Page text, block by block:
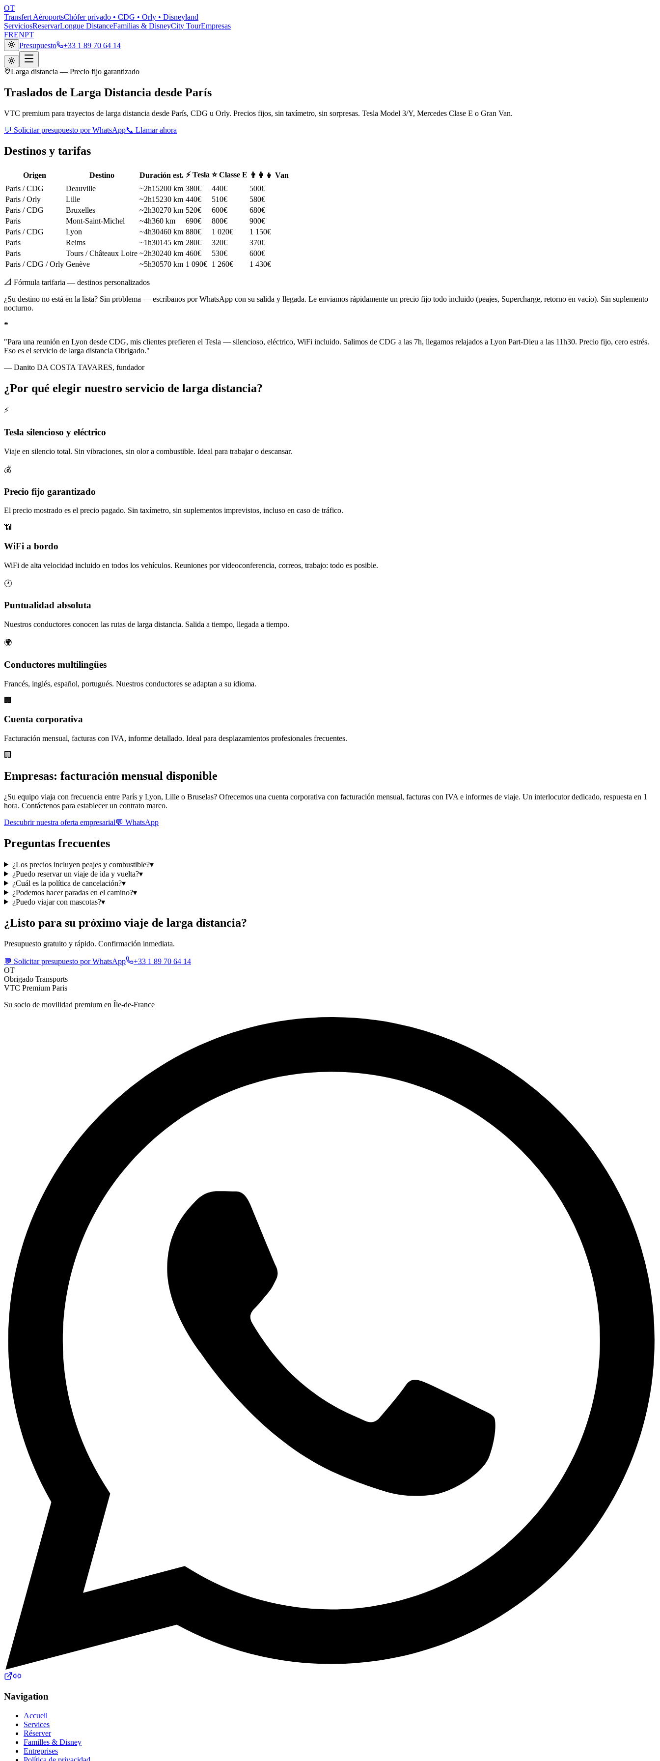
OT
Transfert AéroportsChófer privado • CDG • Orly • Disneyland
ServiciosReservarLongue DistanceFamilias & DisneyCity TourEmpresas
FRENPT
Presupuesto
+33 1 89 70 64 14
Larga distancia — Precio fijo garantizado
Traslados de Larga Distancia desde París
VTC premium para trayectos de larga distancia desde París, CDG u Orly. Precios fijos, sin taxímetro, sin sorpresas. Tesla Model 3/Y, Mercedes Clase E o Gran Van.
💬 Solicitar presupuesto por WhatsApp📞 Llamar ahora
Destinos y tarifas
Origen Destino Duración est. ⚡ Tesla ⭐ Classe E 👨‍👩‍👧 Van
Paris / CDG
Deauville ~2h15200 km 380€ 440€
500€
Paris / Orly
Lille ~2h15230 km 440€ 510€
580€
Paris / CDG
Bruxelles ~2h30270 km 520€ 600€
680€
Paris
Mont-Saint-Michel ~4h360 km 690€ 800€
900€
Paris / CDG
Lyon ~4h30460 km 880€ 1 020€
1 150€
Paris
Reims ~1h30145 km 280€ 320€
370€
Paris
Tours / Châteaux Loire ~2h30240 km 460€ 530€
600€
Paris / CDG / Orly Genève ~5h30570 km 1 090€ 1 260€ 1 430€
📐 Fórmula tarifaria — destinos personalizados
¿Su destino no está en la lista? Sin problema — escríbanos por WhatsApp con su salida y llegada. Le enviamos rápidamente un precio fijo todo incluido (peajes, Supercharge, retorno en vacío). Sin suplemento
nocturno.
❝
"Para una reunión en Lyon desde CDG, mis clientes prefieren el Tesla — silencioso, eléctrico, WiFi incluido. Salimos de CDG a las 7h, llegamos relajados a Lyon Part-Dieu a las 11h30. Precio fijo, cero estrés.
Eso es el servicio de larga distancia Obrigado."
— Danito DA COSTA TAVARES, fundador
¿Por qué elegir nuestro servicio de larga distancia?
⚡
Tesla silencioso y eléctrico
Viaje en silencio total. Sin vibraciones, sin olor a combustible. Ideal para trabajar o descansar.
💰
Precio fijo garantizado
El precio mostrado es el precio pagado. Sin taxímetro, sin suplementos imprevistos, incluso en caso de tráfico.
📶
WiFi a bordo
WiFi de alta velocidad incluido en todos los vehículos. Reuniones por videoconferencia, correos, trabajo: todo es posible.
🕐
Puntualidad absoluta
Nuestros conductores conocen las rutas de larga distancia. Salida a tiempo, llegada a tiempo.
🌍
Conductores multilingües
Francés, inglés, español, portugués. Nuestros conductores se adaptan a su idioma.
🏢
Cuenta corporativa
Facturación mensual, facturas con IVA, informe detallado. Ideal para desplazamientos profesionales frecuentes.
🏢
Empresas: facturación mensual disponible
¿Su equipo viaja con frecuencia entre París y Lyon, Lille o Bruselas? Ofrecemos una cuenta corporativa con facturación mensual, facturas con IVA e informes de viaje. Un interlocutor dedicado, respuesta en 1
hora. Contáctenos para establecer un contrato marco.
Descubrir nuestra oferta empresarial💬 WhatsApp
Preguntas frecuentes
¿Los precios incluyen peajes y combustible?▾
¿Puedo reservar un viaje de ida y vuelta?▾
¿Cuál es la política de cancelación?▾
¿Podemos hacer paradas en el camino?▾
¿Puedo viajar con mascotas?▾
¿Listo para su próximo viaje de larga distancia?
Presupuesto gratuito y rápido. Confirmación inmediata.
💬 Solicitar presupuesto por WhatsApp
+33 1 89 70 64 14
OT
Obrigado Transports
VTC Premium Paris
Su socio de movilidad premium en Île-de-France
Navigation
Accueil
Services
Réserver
Familles & Disney
Entreprises